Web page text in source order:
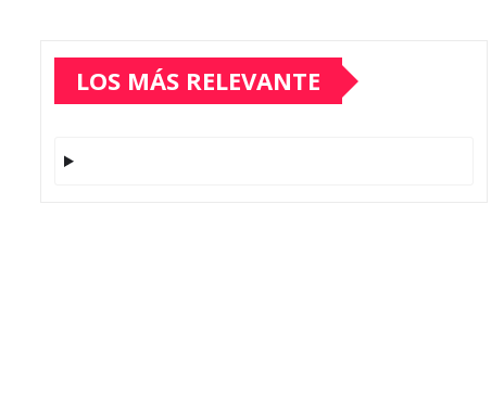
LOS MÁS RELEVANTE